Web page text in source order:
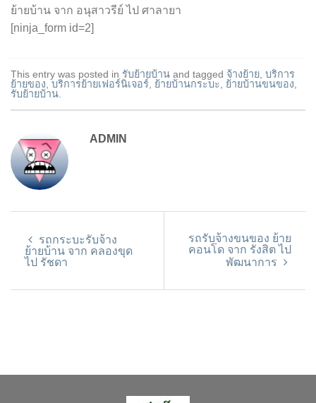
ย้ายบ้าน จาก อนุสาวรีย์ ไป ศาลายา
[ninja_form id=2]
This entry was posted in รับย้ายบ้าน and tagged จ้างย้าย, บริการ
ย้ายของ, บริการย้ายเฟอร์นิเจอร์, ย้ายบ้านกระบะ, ย้ายบ้านขนของ,
รับย้ายบ้าน.
ADMIN
รถกระบะรับจ้าง
ย้ายบ้าน จาก คลองขุด
ไป รัชดา
รถรับจ้างขนของ ย้าย
คอนโด จาก รังสิต ไป
พัฒนาการ